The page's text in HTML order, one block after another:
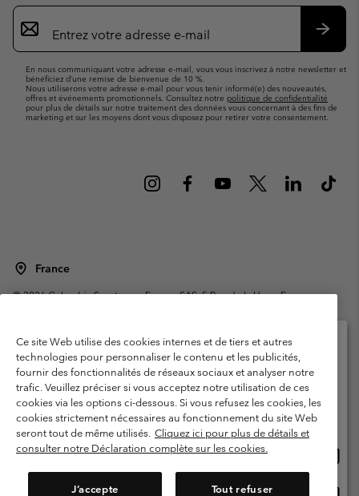
Inscription
par
e-
En nous communiquant votre adresse e-mail, vous vous inscrivez à notre newsletter et
bénéficiez d’une remise de bienvenue de 10 %.
Nous utiliserons votre adresse e-mail pour vous tenir informé(e) des nouveautés,
offres et événements promotionnels. Consultez notre politique de confidentialité
pour plus de détails sur notre traitement des données vous concernant à des fins de
marketing et sur les moyens dont vous disposez pour retirer votre consentement.
France
©2026Columbia Sportswear Europe SAS. 5 Rue de la Haye, Espace
Garanties Légales
Politique de confidentialité
Conditions d'utilisation - Membres
Conditions D'utilisation - Contenu généré par l'utilisateur
Impressum
Cookies
Public CBCR
Ce site Web utilise des cookies internes et de tiers et autres
technologies pour personnaliser le contenu et les publicités,
fournir des fonctionnalités de réseaux sociaux et analyser notre
trafic. Veuillez préciser si vous acceptez notre utilisation de ces
cookies via les options ci-dessous. Si vous refusez les cookies, les
cookies strictement nécessaires au fonctionnement du site Web
seront tout de même utilisés. Cliquez ici pour plus de détails et
consulter notre Déclaration complète sur les cookies.
J’accepte Tout refuser
Veuillez sélectionner votre pays d’expédition et
votre langue
Achats en ligne disponibles
United States
ligne
France